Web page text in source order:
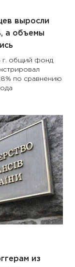
выросли
а объемы
г. общий фонд
по сравнению
из